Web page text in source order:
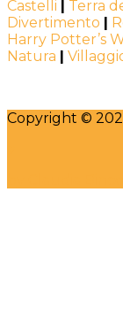
Castelli
Terra
Divertimento
Harry Potter’s
Natura
Copyright ©